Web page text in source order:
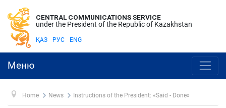
CENTRAL COMMUNICATIONS SERVICE
under the President of the Republic of Kazakhstan
ҚАЗ РУС ENG
Меню
Home News Instructions of the President: «Said - Done»